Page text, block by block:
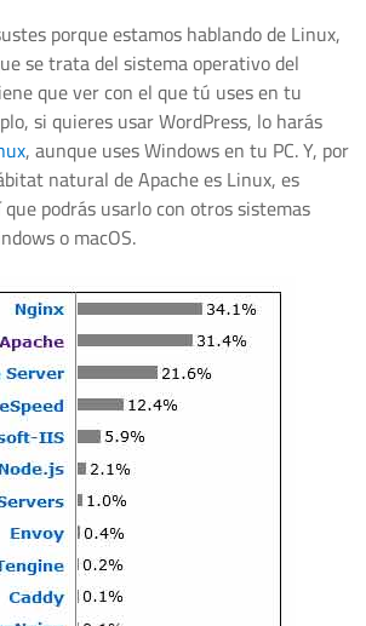
porque estamos hablando de Linux,
se trata del sistema operativo del
que ver con el que tú uses en tu
si quieres usar WordPress, lo harás
, aunque uses Windows en tu PC. Y, por
natural de Apache es Linux, es
podrás usarlo con otros sistemas
o macOS.